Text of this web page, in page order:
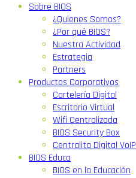
Sobre BIOS
¿Quienes Somos?
¿Por qué BIOS?
Nuestra Actividad
Estrategia
Partners
Productos Corporativos
Cartelería Digital
Escritorio Virtual
Wifi Centralizada
BIOS Security Box
Centralita Digital VoIP
BIOS Educa
BIOS en la Educación